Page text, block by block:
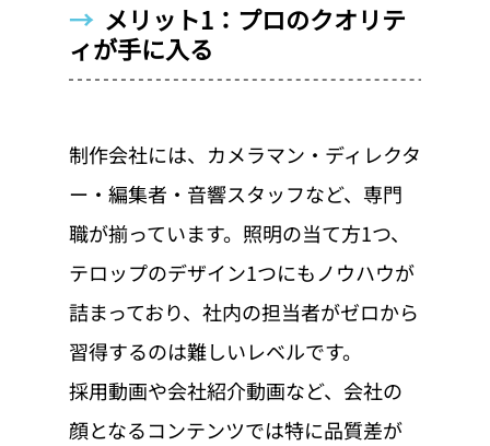
→ メリット1：プロのクオリテ
ィが手に入る
制作会社には、カメラマン・ディレクタ
ー・編集者・音響スタッフなど、専門
職が揃っています。照明の当て方1つ、
テロップのデザイン1つにもノウハウが
詰まっており、社内の担当者がゼロから
習得するのは難しいレベルです。
採用動画や会社紹介動画など、会社の
顔となるコンテンツでは特に品質差が